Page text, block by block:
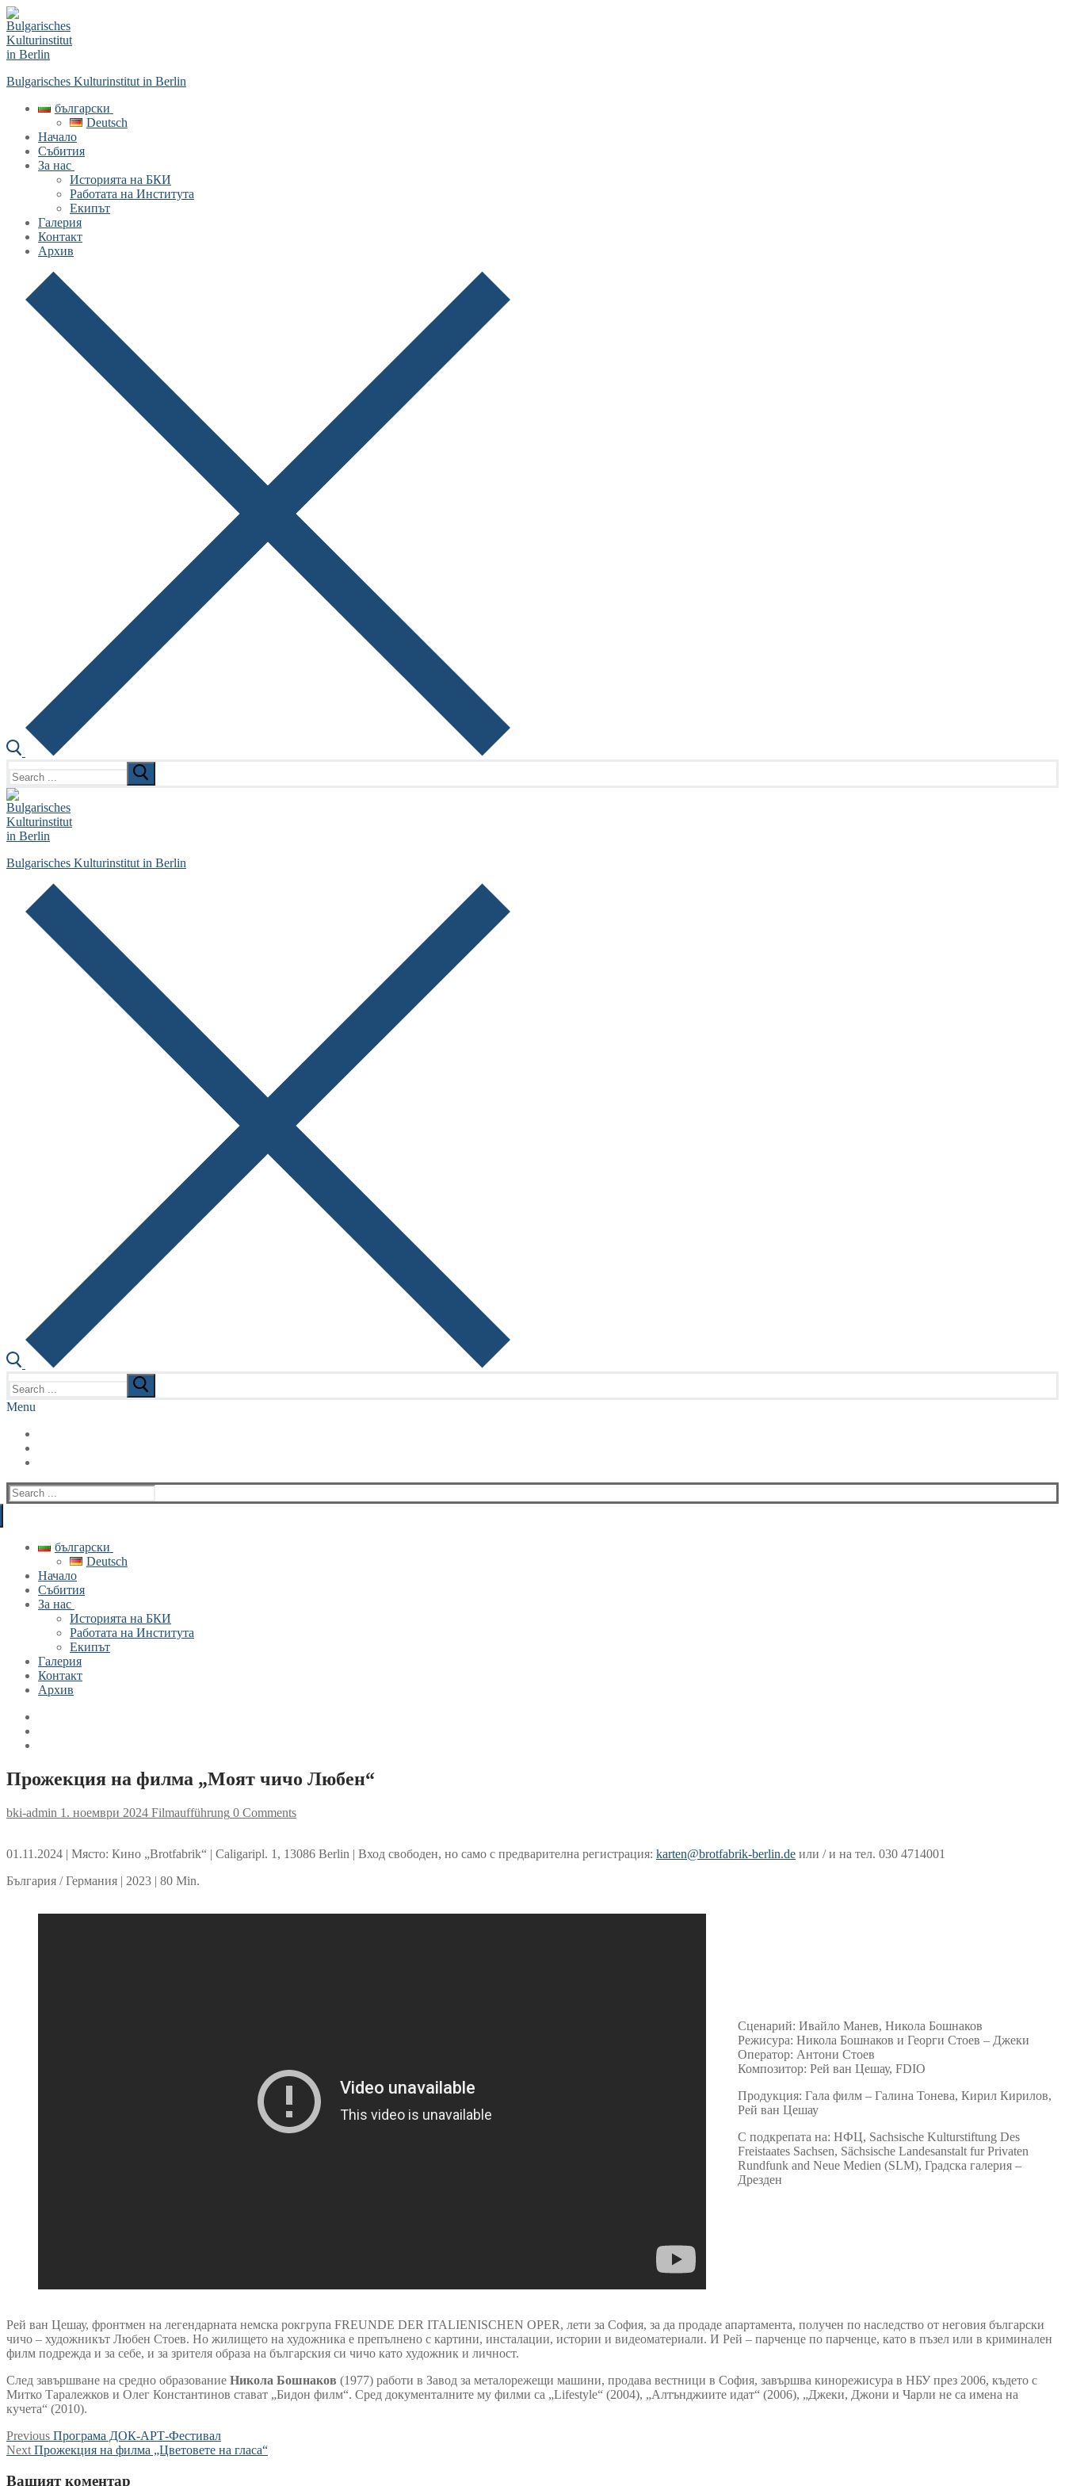
Skip
to
content
Menu
Close
Bulgarisches Kulturinstitut in Berlin
български
Deutsch
Начало
Събития
За нас
Историята на БКИ
Работата на Института
Екипът
Галерия
Контакт
Архив
for:
Bulgarisches Kulturinstitut in Berlin
for:
Menu
Search
for:
български
Deutsch
Начало
Събития
За нас
Историята на БКИ
Работата на Института
Екипът
Галерия
Контакт
Архив
Прожекция на филма „Моят чичо Любен“
bki-admin 1. ноември 2024 Filmaufführung 0 Comments
01.11.2024 | Място: Кино „Brotfabrik“ | Caligaripl. 1, 13086 Berlin | Вход свободен, но само с предварителна регистрация: karten@brotfabrik-berlin.de или / и на тел. 030 4714001
България / Германия | 2023 | 80 Min.
Сценарий: Ивайло Манев, Никола Бошнаков
Режисура: Никола Бошнаков и Георги Стоев – Джеки
Oператор: Антони Стоев
Композитор: Рей ван Цешау, FDIO
Продукция: Гала филм – Галина Тонева, Кирил Кирилов,
Рей ван Цешау
С подкрепата на: НФЦ, Sachsische Kulturstiftung Des
Freistaates Sachsen, Sächsische Landesanstalt fur Privaten
Rundfunk and Neue Medien (SLM), Градска галeрия –
Дрезден
Рей ван Цешау, фронтмен на легендарната немска рокгрупа FREUNDE DER ITALIENISCHEN OPER, лети за София, за да продаде апартамента, получен по наследство от неговия български
чичо – художникът Любен Стоев. Но жилището на художника е препълнено с картини, инсталации, истории и видеоматериали. И Рей – парченце по парченце, като в пъзел или в криминален
филм подрежда и за себе, и за зрителя образа на българския си чичо като художник и личност.
След завършване на средно образование Никола Бошнаков (1977) работи в Завод за металорежещи машини, продава вестници в София, завършва кинорежисура в НБУ през 2006, където с
Митко Таралежков и Олег Константинов стават „Бидон филм“. Сред документалните му филми са „Lifestyle“ (2004), „Алтънджиите идат“ (2006), „Джеки, Джони и Чарли не са имена на
кучета“ (2010).
Навигация
Previous Previous
post:
Програма ДОК-АРТ-Фестивал
Next Next
Прожекция на филма „Цветовете на гласа“
Вашият коментар